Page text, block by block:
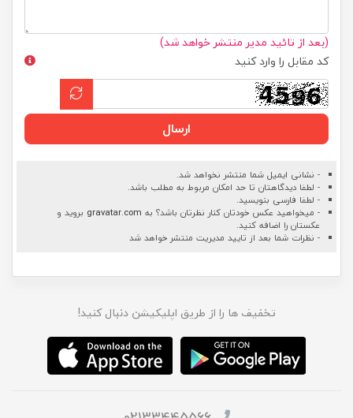
(بعد از تائید مدیر منتشر خواهد شد)
کد مقابل را وارد کنید
ارسال
- نشانی ایمیل شما منتشر نخواهد شد.
- لطفا دیدگاهتان تا حد امکان مربوط به مطلب باشد.
- لطفا فارسی بنویسید.
- میخواهید عکس خودتان کنار نظرتان باشد؟ به gravatar.com بروید و
عکستان را اضافه کنید.
- نظرات شما بعد از تایید مدیریت منتشر خواهد شد
تخفیف ها را از طریق اپلیکیشن دنبال کنید!